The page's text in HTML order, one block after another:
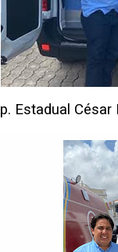
Estadual César